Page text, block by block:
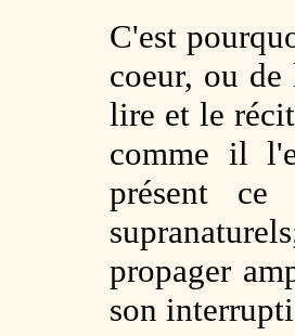
C'est
coeur, ou
lire et le
comme il
présent ce
propager
son